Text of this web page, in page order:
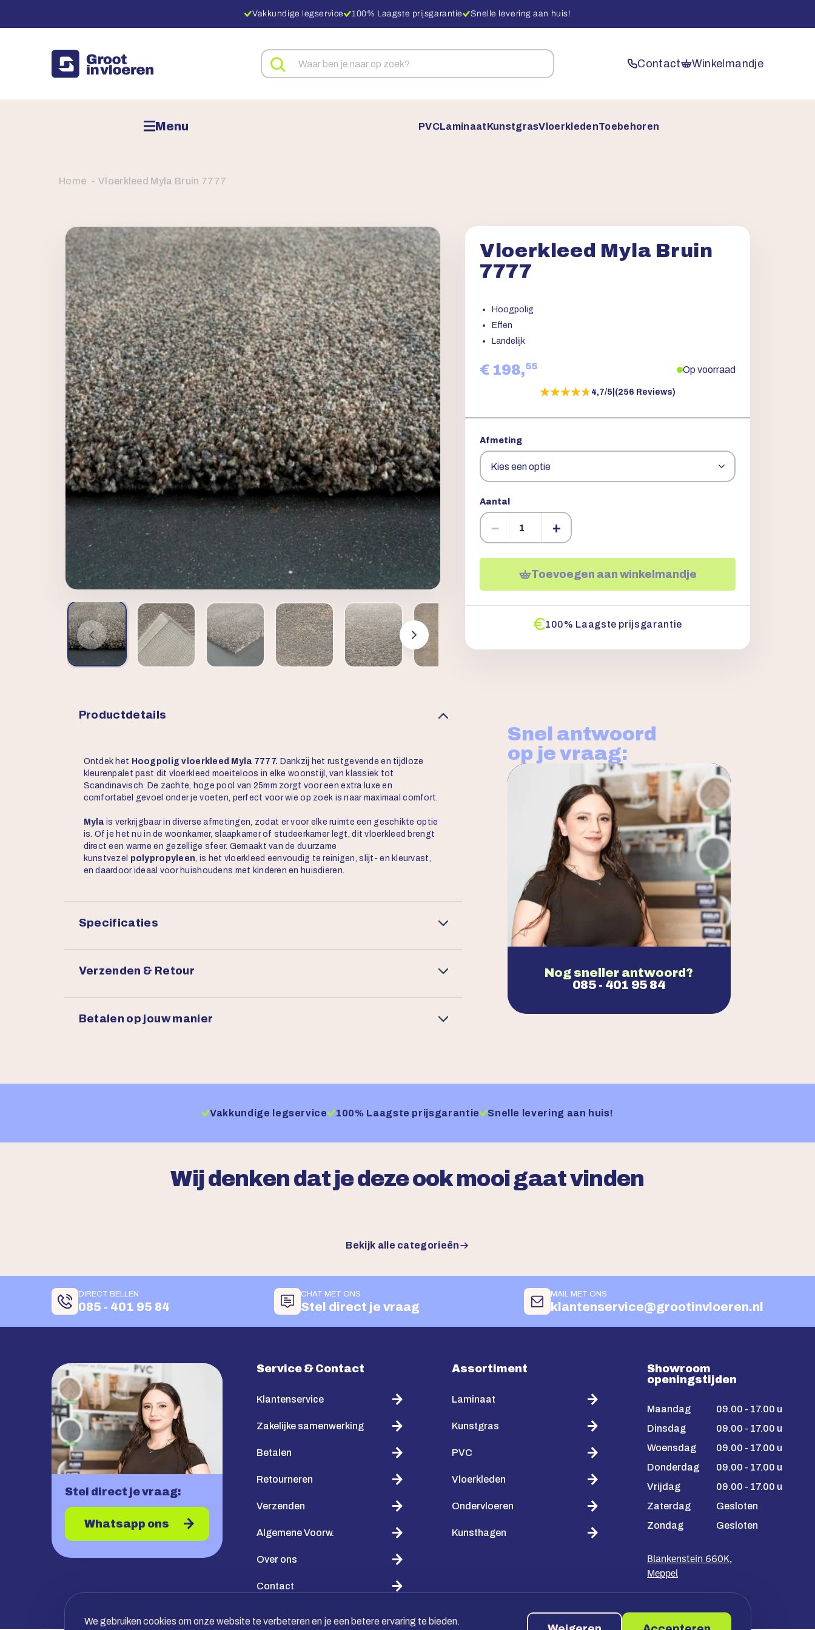
Vakkundige legservice 100% Laagste prijsgarantie Snelle levering aan huis!
Zoeken
naar
Contact Winkelmandje
Menu PVCLaminaatKunstgrasVloerkledenToebehoren
Home Vloerkleed Myla Bruin 7777
Vloerkleed Myla Bruin
7777
Hoogpolig
Effen
Landelijk
€ 198,55 Op voorraad
★★★★★
★★★★★4,7/5 (256 Reviews)
Afmeting
Aantal
− +
Toevoegen aan winkelmandje
100% Laagste prijsgarantie
Productdetails
Ontdek het Hoogpolig vloerkleed Myla 7777. Dankzij het rustgevende en tijdloze
kleurenpalet past dit vloerkleed moeiteloos in elke woonstijl, van klassiek tot
Scandinavisch. De zachte, hoge pool van 25mm zorgt voor een extra luxe en
comfortabel gevoel onder je voeten, perfect voor wie op zoek is naar maximaal comfort.
Myla is verkrijgbaar in diverse afmetingen, zodat er voor elke ruimte een geschikte optie
is. Of je het nu in de woonkamer, slaapkamer of studeerkamer legt, dit vloerkleed brengt
direct een warme en gezellige sfeer. Gemaakt van de duurzame
kunstvezel polypropyleen, is het vloerkleed eenvoudig te reinigen, slijt- en kleurvast,
en daardoor ideaal voor huishoudens met kinderen en huisdieren.
Specificaties
Verzenden & Retour
Betalen op jouw manier
Snel antwoord
op je vraag:
Nog sneller antwoord?
085 - 401 95 84
Vakkundige legservice 100% Laagste prijsgarantie Snelle levering aan huis!
Wij denken dat je deze ook mooi gaat vinden
Bekijk alle categorieën
DIRECT BELLEN
085 - 401 95 84
CHAT MET ONS
Stel direct je vraag
MAIL MET ONS
klantenservice@grootinvloeren.nl
Stel direct je vraag:
Whatsapp ons
Service & Contact
Klantenservice
Zakelijke samenwerking
Betalen
Retourneren
Verzenden
Algemene Voorw.
Over ons
Contact
Assortiment
Laminaat
Kunstgras
PVC
Vloerkleden
Ondervloeren
Kunsthagen
Showroom
openingstijden
Maandag
09.00 - 17.00 u
Dinsdag
09.00 - 17.00 u
Woensdag
09.00 - 17.00 u
Donderdag
09.00 - 17.00 u
Vrijdag
09.00 - 17.00 u
Zaterdag
Gesloten
Zondag
Gesloten
Blankenstein 660K,
Meppel
We gebruiken cookies om onze website te verbeteren en je een betere ervaring te bieden.